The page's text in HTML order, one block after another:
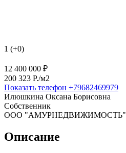
1 (+0)
12 400 000 ₽
200 323 P./м2
Показать телефон +79682469979
Илюшкина Оксана Борисовна
Собственник
ООО "АМУРНЕДВИЖИМОСТЬ"
Описание